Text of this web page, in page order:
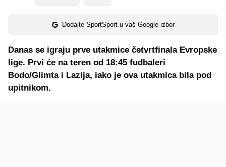
Dodajte SportSport u vaš Google izbor
Danas se igraju prve utakmice četvrtfinala Evropske
lige. Prvi će na teren od 18:45 fudbaleri
Bodo/Glimta i Lazija, iako je ova utakmica bila pod
upitnikom.